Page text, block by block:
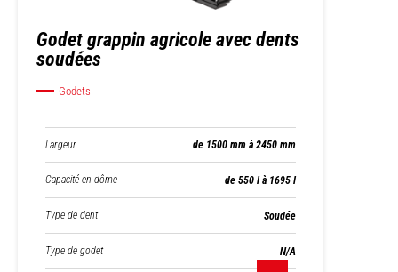
Godet grappin agricole avec dents
soudées
Godets
Largeur de 1500 mm à 2450 mm
Capacité en dôme de 550 l à 1695 l
Type de dent Soudée
Type de godet N/A